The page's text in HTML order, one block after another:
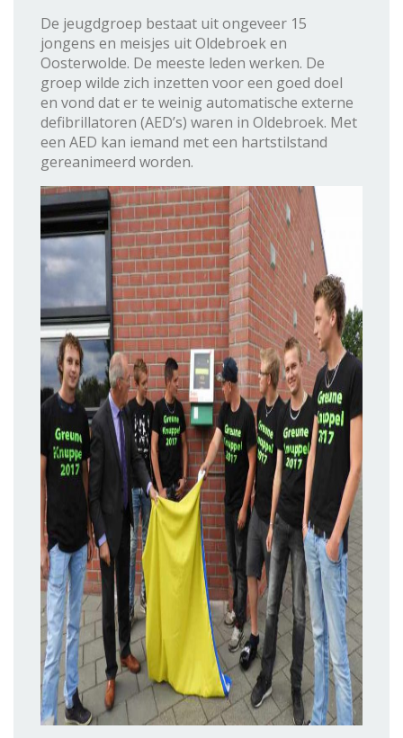
De jeugdgroep bestaat uit ongeveer 15
jongens en meisjes uit Oldebroek en
Oosterwolde. De meeste leden werken. De
groep wilde zich inzetten voor een goed doel
en vond dat er te weinig automatische externe
defibrillatoren (AED’s) waren in Oldebroek. Met
een AED kan iemand met een hartstilstand
gereanimeerd worden.